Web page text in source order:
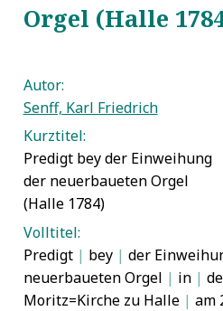
Orgel (Halle
Autor:
Senff, Karl Friedrich
Kurztitel:
Predigt bey der Einweihung
der neuerbaueten Orgel
(Halle 1784)
Volltitel:
Predigt | bey | der
neuerbaueten Orgel | in |
Moritz=Kirche zu Halle | am